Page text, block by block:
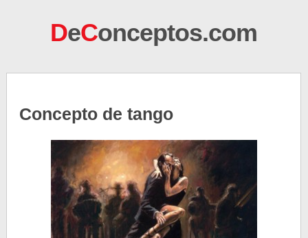
DeConceptos.com
Concepto de tango